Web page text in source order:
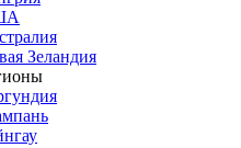
Зеландия